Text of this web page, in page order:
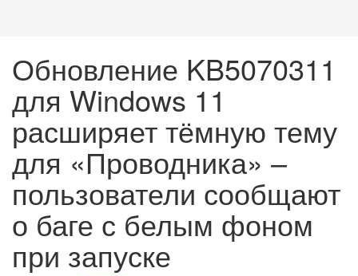
Обновление KB5070311
для Windows 11
расширяет тёмную тему
для «Проводника» –
пользователи сообщают
о баге с белым фоном
при запуске